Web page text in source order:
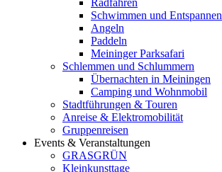
Radfahren
Schwimmen und Entspannen
Angeln
Paddeln
Meininger Parksafari
Schlemmen und Schlummern
Übernachten in Meiningen
Camping und Wohnmobil
Stadtführungen & Touren
Anreise & Elektromobilität
Gruppenreisen
Events & Veranstaltungen
GRASGRÜN
Kleinkunsttage